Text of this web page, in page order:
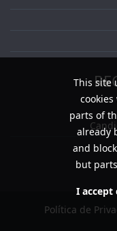
Política de
This site
parts of
already
and
but
I accept